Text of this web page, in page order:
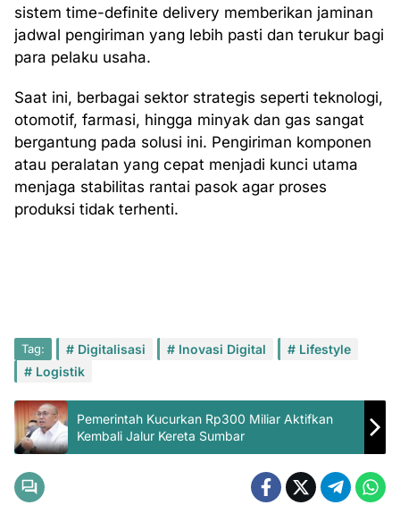
sistem time-definite delivery memberikan jaminan
jadwal pengiriman yang lebih pasti dan terukur bagi
para pelaku usaha.
Saat ini, berbagai sektor strategis seperti teknologi,
otomotif, farmasi, hingga minyak dan gas sangat
bergantung pada solusi ini. Pengiriman komponen
atau peralatan yang cepat menjadi kunci utama
menjaga stabilitas rantai pasok agar proses
produksi tidak terhenti.
Tag: Digitalisasi Inovasi Digital
Lifestyle
Logistik
Pemerintah Kucurkan Rp300 Miliar Aktifkan
Kembali Jalur Kereta Sumbar